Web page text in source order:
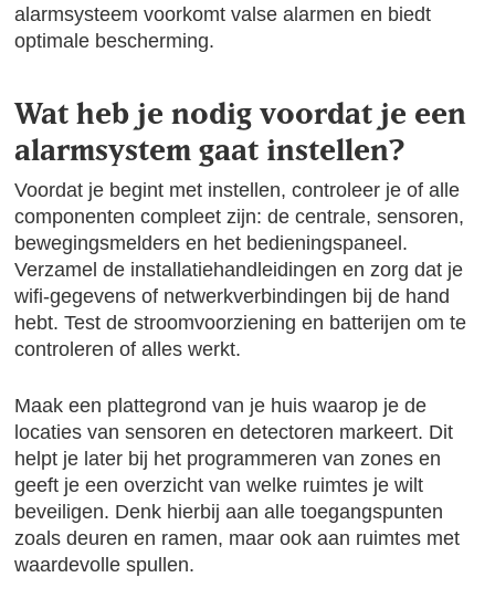
alarmsysteem voorkomt valse alarmen en biedt
optimale bescherming.
Wat heb je nodig voordat je een
alarmsystem gaat instellen?
Voordat je begint met instellen, controleer je of alle
componenten compleet zijn: de centrale, sensoren,
bewegingsmelders en het bedieningspaneel.
Verzamel de installatiehandleidingen en zorg dat je
wifi-gegevens of netwerkverbindingen bij de hand
hebt. Test de stroomvoorziening en batterijen om te
controleren of alles werkt.
Maak een plattegrond van je huis waarop je de
locaties van sensoren en detectoren markeert. Dit
helpt je later bij het programmeren van zones en
geeft je een overzicht van welke ruimtes je wilt
beveiligen. Denk hierbij aan alle toegangspunten
zoals deuren en ramen, maar ook aan ruimtes met
waardevolle spullen.